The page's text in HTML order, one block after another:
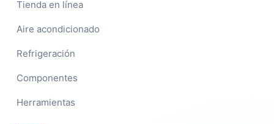
Tienda en línea
Aire acondicionado
Refrigeración
Componentes
Herramientas